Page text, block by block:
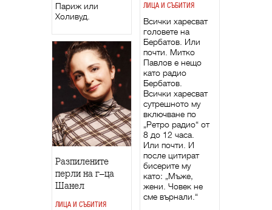
Париж или
Холивуд.
ЛИЦА И СЪБИТИЯ
Всички харесват
головете на
Бербатов. Или
почти. Митко
Павлов е нещо
като радио
Бербатов.
Всички харесват
сутрешното му
включване по
„Ретро радио“ от
8 до 12 часа.
Или почти. И
после цитират
бисерите му
като: „Мъже,
жени. Човек не
сме върнали.“
Разпилените
перли на г–ца
Шанел
ЛИЦА И СЪБИТИЯ